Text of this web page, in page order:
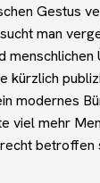
Gestus
man
kürzlich
modernes
viel mehr
betroffen